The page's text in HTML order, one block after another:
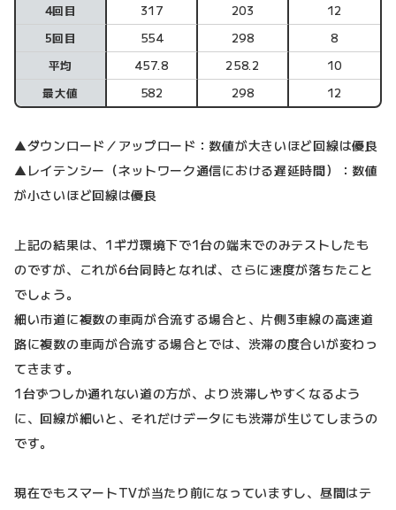
4回目
317 203
12
5回目
554 298
8
平均
457.8 258.2
10
最大値
582 298 12
▲ダウンロード／アップロード：数値が大きいほど回線は優良
▲レイテンシー（ネットワーク通信における遅延時間）：数値
が小さいほど回線は優良
上記の結果は、1ギガ環境下で1台の端末でのみテストしたも
のですが、これが6台同時となれば、さらに速度が落ちたこと
でしょう。
細い市道に複数の車両が合流する場合と、片側3車線の高速道
路に複数の車両が合流する場合とでは、渋滞の度合いが変わっ
てきます。
1台ずつしか通れない道の方が、より渋滞しやすくなるよう
に、回線が細いと、それだけデータにも渋滞が生じてしまうの
です。
現在でもスマートTVが当たり前になっていますし、昼間はテ